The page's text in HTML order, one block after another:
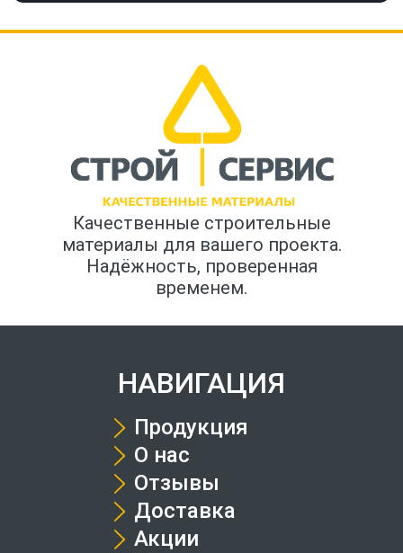
Качественные строительные
материалы для вашего проекта.
Надёжность, проверенная
временем.
НАВИГАЦИЯ
Продукция
О нас
Отзывы
Доставка
Акции